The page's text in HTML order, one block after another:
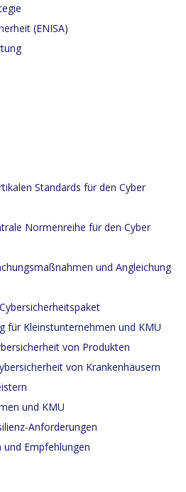
(ENISA)
Standards für den Cyber
Normenreihe für den Cyber
und Angleichung
für Kleinstunternehmen und KMU
von Produkten
von Krankenhäusern
und KMU
Anforderungen
Empfehlungen